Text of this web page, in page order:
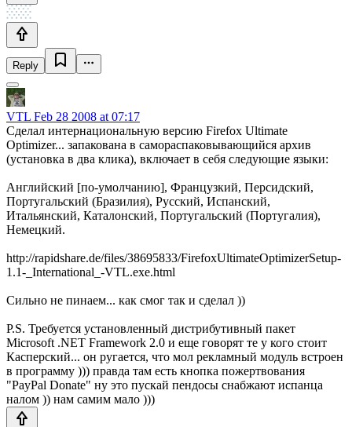
Reply
VTL Feb 28 2008 at 07:17
Сделал интернациональную версию Firefox Ultimate
Optimizer... запакована в самораспаковывающийся архив
(установка в два клика), включает в себя следующие языки:
Английский [по-умолчанию], Французкий, Персидский,
Португальский (Бразилия), Русский, Испанский,
Итальянский, Каталонский, Португальский (Португалия),
Немецкий.
http://rapidshare.de/files/38695833/FirefoxUltimateOptimizerSetup-
1.1-_International_-VTL.exe.html
Сильно не пинаем... как смог так и сделал ))
P.S. Требуется установленный дистрибутивный пакет
Microsoft .NET Framework 2.0 и еще говорят те у кого стоит
Касперский... он ругается, что мол рекламный модуль встроен
в программу ))) правда там есть кнопка пожертвования
"PayPal Donate" ну это пускай пендосы снабжают испанца
налом )) нам самим мало )))